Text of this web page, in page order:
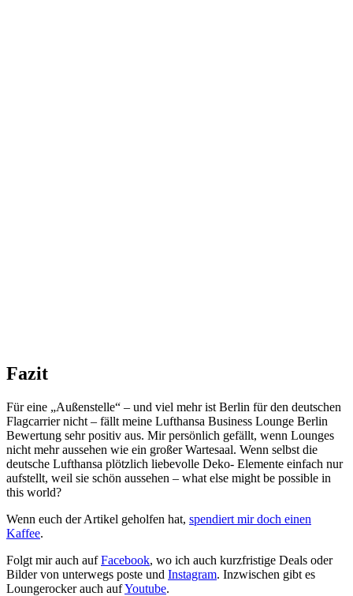
Fazit
Für eine „Außenstelle“ – und viel mehr ist Berlin für den deutschen
Flagcarrier nicht – fällt meine Lufthansa Business Lounge Berlin
Bewertung sehr positiv aus. Mir persönlich gefällt, wenn Lounges
nicht mehr aussehen wie ein großer Wartesaal. Wenn selbst die
deutsche Lufthansa plötzlich liebevolle Deko- Elemente einfach nur
aufstellt, weil sie schön aussehen – what else might be possible in
this world?
Wenn euch der Artikel geholfen hat, spendiert mir doch einen
Kaffee.
Folgt mir auch aufFacebook, wo ich auch kurzfristige Deals oder
Bilder von unterwegs poste und Instagram. Inzwischen gibt es
Loungerocker auch aufYoutube.